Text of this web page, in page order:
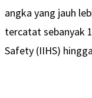
angka yang jauh
tercatat sebanyak
Safety (IIHS)